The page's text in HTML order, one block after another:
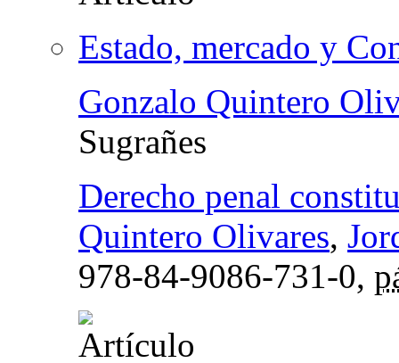
Estado, mercado y
Gonzalo Quintero
Sugrañes
Derecho penal
Quintero Olivares,
978-84-9086-731-0,